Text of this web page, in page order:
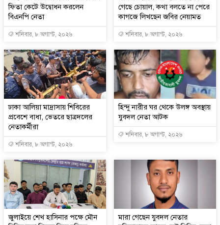
ফিতা কেটে উদ্বোধন করলেন
বিএনপি নেতা
শনিবার, ৮ অগাস্ট, ২০২৬
গেছে চোয়াল, কথা বলতে না পেরে
কাগজে লিখছেন জবির নেয়ামত
শনিবার, ৮ অগাস্ট, ২০২৬
ঢাকা আলিয়া মাদ্রাসায় শিবিরের
প্রবেশে বাধা, ভেতরে ছাত্রদলের
নেতাকর্মীরা
শনিবার, ৮ অগাস্ট, ২০২৬
হিন্দু নারীর ঘর থেকে উলঙ্গ অবস্থায়
যুবদল নেতা আটক
শনিবার, ৮ অগাস্ট, ২০২৬
জুলাইয়ে শেখ হাসিনার পক্ষে মৌন
মারা গেছেন যুবদল নেতার